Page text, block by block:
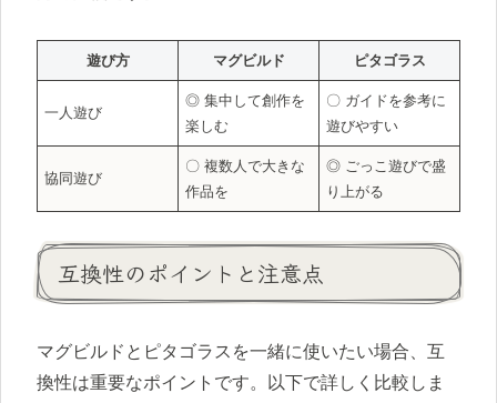
遊び方 マグビルド ピタゴラス
一人遊び
◎ 集中して創作を
楽しむ
〇 ガイドを参考に
遊びやすい
協同遊び
〇 複数人で大きな
作品を
◎ ごっこ遊びで盛
り上がる
互換性のポイントと注意点
マグビルドとピタゴラスを一緒に使いたい場合、互
換性は重要なポイントです。以下で詳しく比較しま